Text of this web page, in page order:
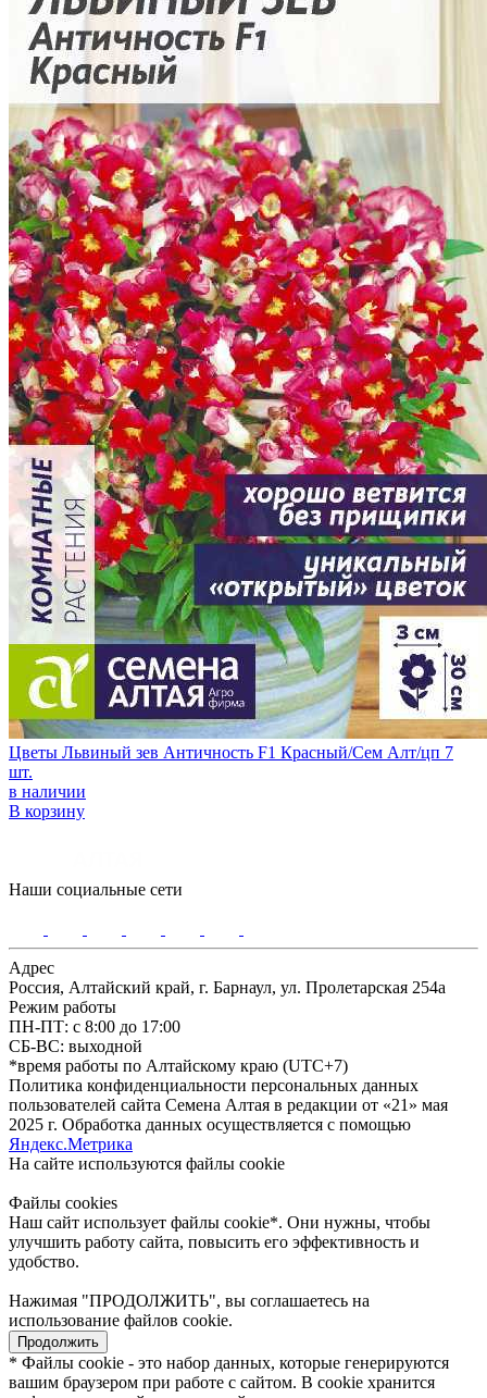
Цветы Львиный зев Античность F1 Красный/Сем Алт/цп 7
шт.
в наличии
В корзину
Наши социальные сети
Адрес
Россия, Алтайский край, г. Барнаул, ул. Пролетарская 254а
Режим работы
ПН-ПТ: с 8:00 до 17:00
СБ-ВС: выходной
*время работы по Алтайскому краю (UTC+7)
Политика конфиденциальности персональных данных
пользователей сайта Семена Алтая в редакции от «21» мая
2025 г. Обработка данных осуществляется с помощью
Яндекс.Метрика
На сайте используются файлы сookie
Файлы cookies
Наш сайт использует файлы cookie*. Они нужны, чтобы
улучшить работу сайта, повысить его эффективность и
удобство.
Нажимая "ПРОДОЛЖИТЬ", вы соглашаетесь на
использование файлов cookie.
Продолжить
* Файлы cookie - это набор данных, которые генерируются
вашим браузером при работе с сайтом. В cookie хранится